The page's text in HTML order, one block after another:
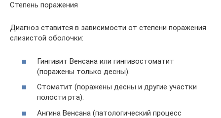
Степень поражения
Диагноз ставится в зависимости от степени поражения
слизистой оболочки:
Гингивит Венсана или гингивостоматит
(поражены только десны).
Стоматит (поражены десны и другие участки
полости рта).
Ангина Венсана (патологический процесс